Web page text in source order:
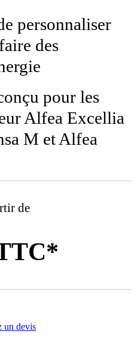
personnaliser
des
pour les
Alfea Excellia
M et Alfea
de
un devis